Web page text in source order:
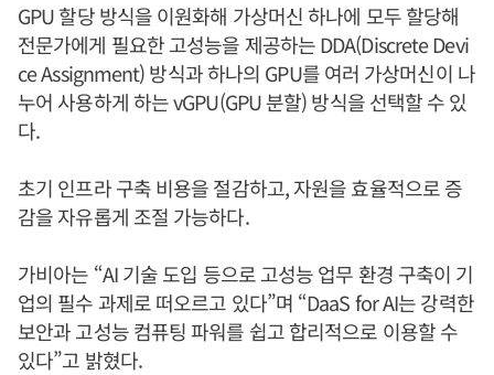
GPU 할당 방식을 이원화해 가상머신 하나에 모두 할당해
전문가에게 필요한 고성능을 제공하는 DDA(Discrete Devi
ce Assignment) 방식과 하나의 GPU를 여러 가상머신이 나
누어 사용하게 하는 vGPU(GPU 분할) 방식을 선택할 수 있
다.
초기 인프라 구축 비용을 절감하고, 자원을 효율적으로 증
감을 자유롭게 조절 가능하다.
가비아는 “AI 기술 도입 등으로 고성능 업무 환경 구축이 기
업의 필수 과제로 떠오르고 있다”며 “DaaS for AI는 강력한
보안과 고성능 컴퓨팅 파워를 쉽고 합리적으로 이용할 수
있다”고 밝혔다.